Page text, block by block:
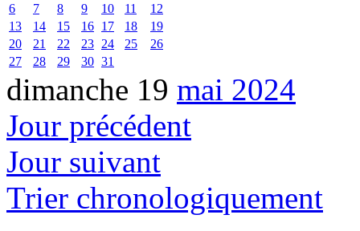
6
7 8 9 10 11
12
13
14 15 16 17 18
19
20
21 22 23 24 25
26
27
28 29 30 31
dimanche 19 mai 2024
Jour précédent
Jour suivant
Trier chronologiquement